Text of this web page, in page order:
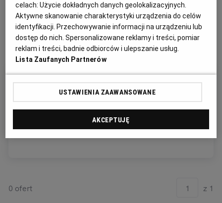
Kat: Praca i Szkolenia Miejscowość: Olsztyn
Sortuj wg daty: od najnowszej
Wygląda na to, że nie mamy tego, czego
szukasz.
Spróbuj zmienić zapytanie, wylączyć filtry lub
wybrać kategorię.
0 ofert z 1
celach:Użycie dokładnych danych geolokalizacyjnych.
Aktywne skanowanie charakterystyki urządzenia do celów
identyfikacji. Przechowywanie informacji na urządzeniu lub
dostęp do nich. Spersonalizowane reklamy i treści, pomiar
reklam i treści, badnie odbiorców i ulepszanie usług.
Lista Zaufanych Partnerów
USTAWIENIA ZAAWANSOWANE
AKCEPTUJĘ